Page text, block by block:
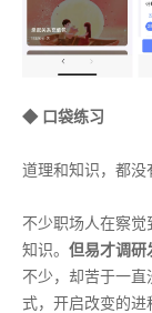
◆ 口袋练习
道理和知识，都没
不少职场人在察
知识。 但易才调研
不少，却苦于一
式，开启改变的进